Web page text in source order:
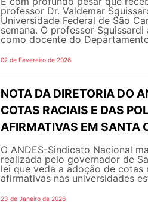
professor Dr. Valdemar
Universidade Federal de São
semana. O professor
como docente do
02 de Fevereiro de 2026
NOTA DA DIRETORIA DO
COTAS RACIAIS E DAS
AFIRMATIVAS EM SANTA
O ANDES-Sindicato Nacional
realizada pelo governador de
lei que veda a adoção de
afirmativas nas universidades
23 de Janeiro de 2026